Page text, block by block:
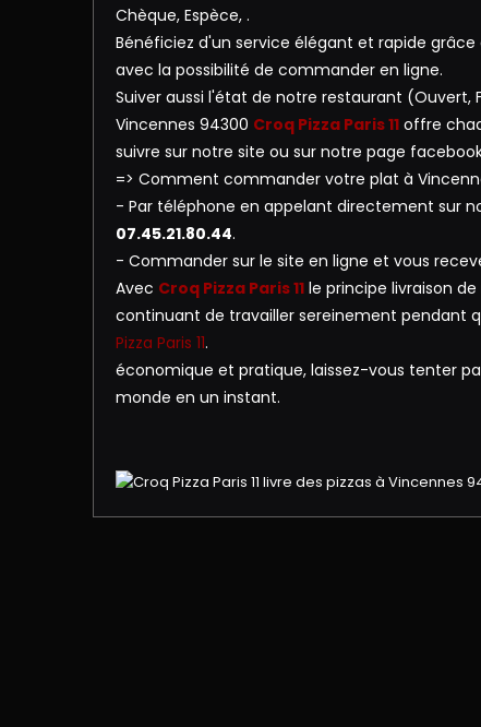
Chèque, Espèce, .
Bénéficiez d'un service élégant et rapide
avec la possibilité de commander en ligne.
Suiver aussi l'état de notre restaurant
Vincennes 94300 Croq Pizza Paris 11 offre
suivre sur notre site ou sur notre page
=> Comment commander votre plat à
- Par téléphone en appelant directement sur
07.45.21.80.44.
- Commander sur le site en ligne et vous
Avec Croq Pizza Paris 11 le principe livraison
continuant de travailler sereinement pendant
Pizza Paris 11.
économique et pratique, laissez-vous tenter
monde en un instant.